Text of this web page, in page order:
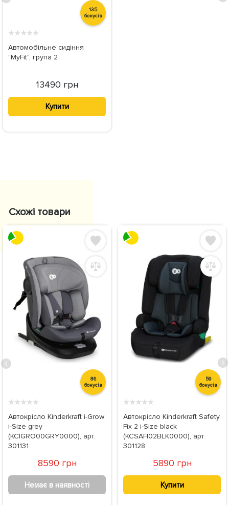
135
бонусів
★★★★★
Автомобільне сидіння
"MyFit", група 2
13490 грн
Купити
Схожі товари
86
бонусів
★★★★★
Автокрісло Kinderkraft i-Grow
i-Size grey
(KCIGRO00GRY0000), арт.
301131
8590 грн
Немає в наявності
59
бонусів
★★★★★
Автокрісло Kinderkraft Safety
Fix 2 i-Size black
(KCSAFI02BLK0000), арт.
301128
5890 грн
Купити